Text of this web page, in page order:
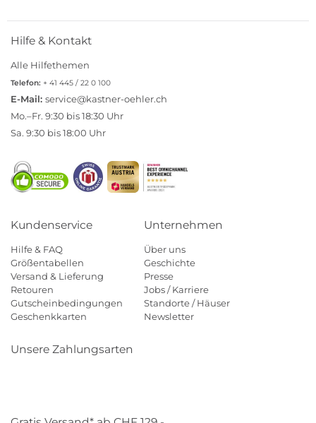
Hilfe & Kontakt
Alle Hilfethemen
Telefon: + 41 445 / 22 0 100
E-Mail: service@kastner-oehler.ch
Mo.–Fr. 9:30 bis 18:30 Uhr
Sa. 9:30 bis 18:00 Uhr
Kundenservice
Hilfe & FAQ
Größentabellen
Versand & Lieferung
Retouren
Gutscheinbedingungen
Geschenkkarten
Unternehmen
Über uns
Geschichte
Presse
Jobs / Karriere
Standorte / Häuser
Newsletter
Unsere Zahlungsarten